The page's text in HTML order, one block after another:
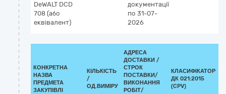
DeWALT DCD
708 (або
еквівалент)
документації
по 31-07-
2026
КОНКРЕТНА
НАЗВА
ПРЕДМЕТА
ЗАКУПІВЛІ
КІЛЬКІСТЬ
/
ОД.ВИМІРУ
АДРЕСА
ДОСТАВКИ /
СТРОК
ПОСТАВКИ/
ВИКОНАННЯ
РОБІТ/
КЛАСИФІКАТОР
ДК 021:2015
(CPV)